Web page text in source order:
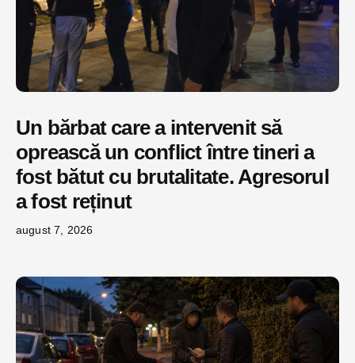
Un bărbat care a intervenit să
oprească un conflict între tineri a
fost bătut cu brutalitate. Agresorul
a fost reținut
august 7, 2026